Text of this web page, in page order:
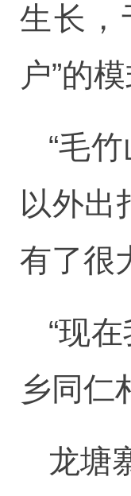
生长，
户”的
“毛
以外出
有了很
“现
乡同仁
龙塘